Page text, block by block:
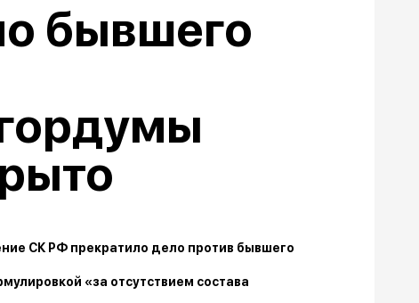
бывшего
СК РФ прекратило дело против бывшего
«за отсутствием состава